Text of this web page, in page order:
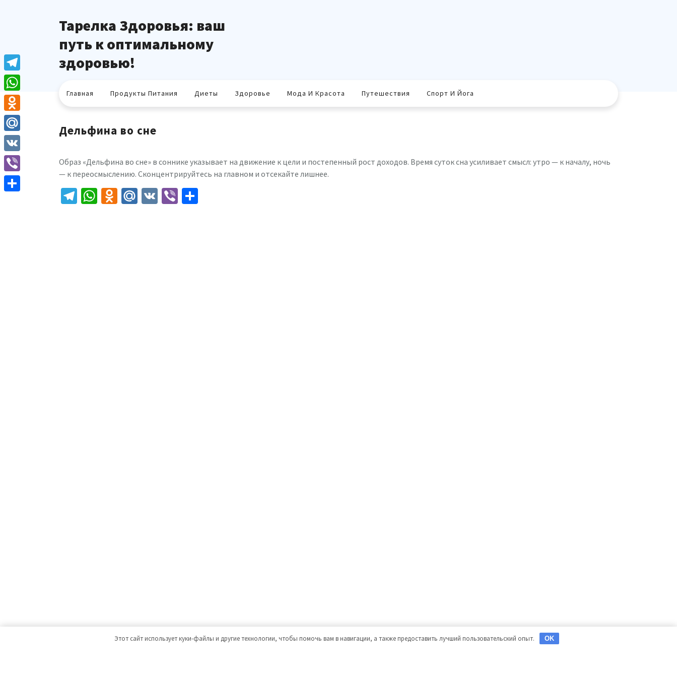
Тарелка Здоровья: ваш
путь к оптимальному
здоровью!
Главная Продукты Питания Диеты Здоровье Мода И Красота Путешествия Спорт И Йога
Дельфина во сне
Образ «Дельфина во сне» в соннике указывает на движение к цели и постепенный рост доходов. Время суток сна усиливает смысл: утро — к началу, ночь
— к переосмыслению. Сконцентрируйтесь на главном и отсекайте лишнее.
Telegram
WhatsApp
Odnoklassniki
Mail.Ru
VK Viber
Telegram
WhatsApp
Odnoklassniki
Mail.Ru
VK
Viber
Этот сайт использует куки-файлы и другие технологии, чтобы помочь вам в навигации, а также предоставить лучший пользовательский опыт. OK